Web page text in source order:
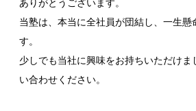
ありがとうございます。
当塾は、本当に全社員が団結し、一生懸
す。
少しでも当社に興味をお持ちいただけま
い合わせください。